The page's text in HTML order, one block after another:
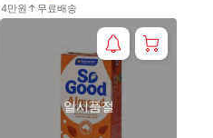
4만원↑무료배송
일시품절